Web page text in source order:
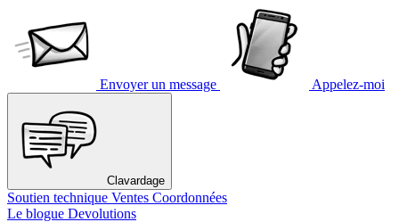
Envoyer un message Appelez-moi
Clavardage
Soutien technique Ventes Coordonnées
Le blogue Devolutions